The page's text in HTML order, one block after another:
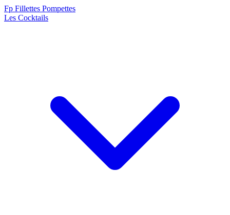
Fp Fillettes Pompettes
Les Cocktails